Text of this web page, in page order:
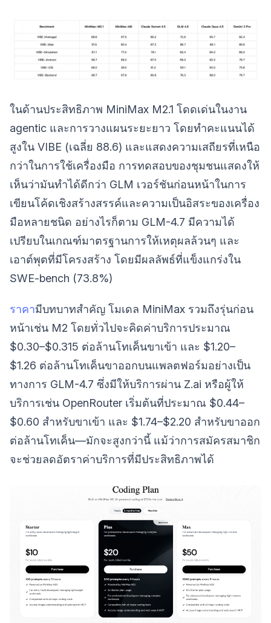
ในด้านประสิทธิภาพ MiniMax M2.1 โดดเด่นในงาน
agentic และการวางแผนระยะยาว โดยทำคะแนนได้
สูงใน VIBE (เฉลี่ย 88.6) และแสดงความเสถียรที่เหนือ
กว่าในการใช้เครื่องมือ การทดสอบของชุมชนแสดงให้
เห็นว่ามันทำได้ดีกว่า GLM เวอร์ชันก่อนหน้าในการ
เขียนโค้ดเชิงสร้างสรรค์และความเป็นอิสระของเครื่อง
มือหลายชนิด อย่างไรก็ตาม GLM-4.7 มีความได้
เปรียบในเกณฑ์มาตรฐานการให้เหตุผลล้วนๆ และ
เอาต์พุตที่มีโครงสร้าง โดยมีผลลัพธ์ที่แข็งแกร่งใน
SWE-bench (73.8%)
ราคามีบทบาทสำคัญ โมเดล MiniMax รวมถึงรุ่นก่อน
หน้าเช่น M2 โดยทั่วไปจะคิดค่าบริการประมาณ
$0.30–$0.315 ต่อล้านโทเค็นขาเข้า และ $1.20–
$1.26 ต่อล้านโทเค็นขาออกบนแพลตฟอร์มอย่างเป็น
ทางการ GLM-4.7 ซึ่งมีให้บริการผ่าน Z.ai หรือผู้ให้
บริการเช่น OpenRouter เริ่มต้นที่ประมาณ $0.44–
$0.60 สำหรับขาเข้า และ $1.74–$2.20 สำหรับขาออก
ต่อล้านโทเค็น—มักจะสูงกว่านี้ แม้ว่าการสมัครสมาชิก
จะช่วยลดอัตราค่าบริการที่มีประสิทธิภาพได้